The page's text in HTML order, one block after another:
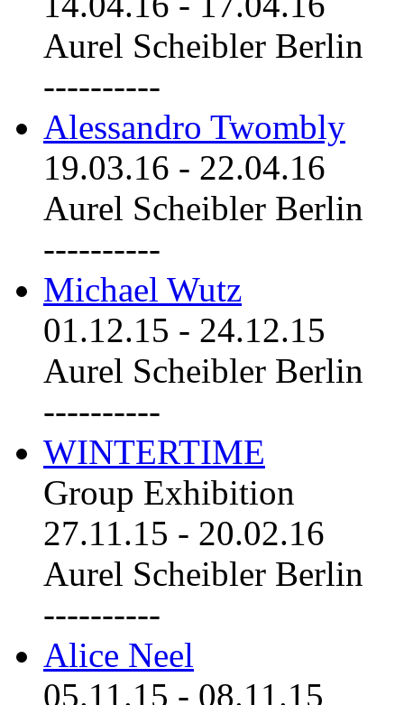
Aurel Scheibler Berlin
----------
Alessandro Twombly
19.03.16 - 22.04.16
Aurel Scheibler Berlin
----------
Michael Wutz
01.12.15 - 24.12.15
Aurel Scheibler Berlin
----------
WINTERTIME
Group Exhibition
27.11.15 - 20.02.16
Aurel Scheibler Berlin
----------
Alice Neel
05.11.15 - 08.11.15